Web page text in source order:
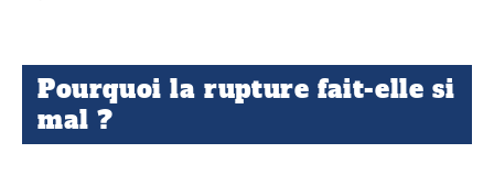
Pourquoi la rupture fait-elle si
mal ?